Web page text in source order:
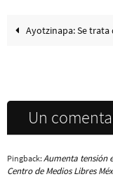
Ayotzinapa: Se trata
Un
Pingback: Aumenta tensión
Centro de Medios Libres